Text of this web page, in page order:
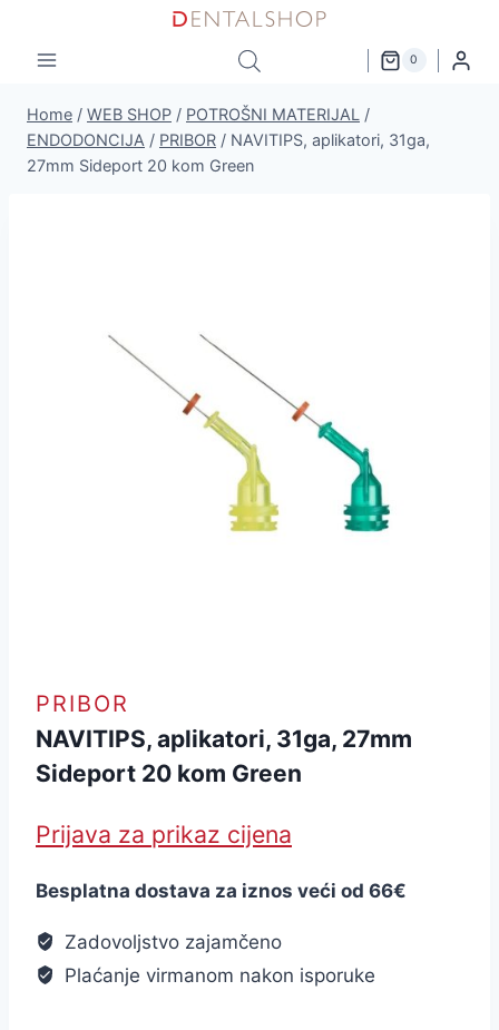
content
0
Home / WEB SHOP / POTROŠNI MATERIJAL /
ENDODONCIJA / PRIBOR / NAVITIPS, aplikatori, 31ga,
27mm Sideport 20 kom Green
PRIBOR
NAVITIPS, aplikatori, 31ga, 27mm
Sideport 20 kom Green
Prijava za prikaz cijena
Besplatna dostava za iznos veći od 66€
Zadovoljstvo zajamčeno
Plaćanje virmanom nakon isporuke